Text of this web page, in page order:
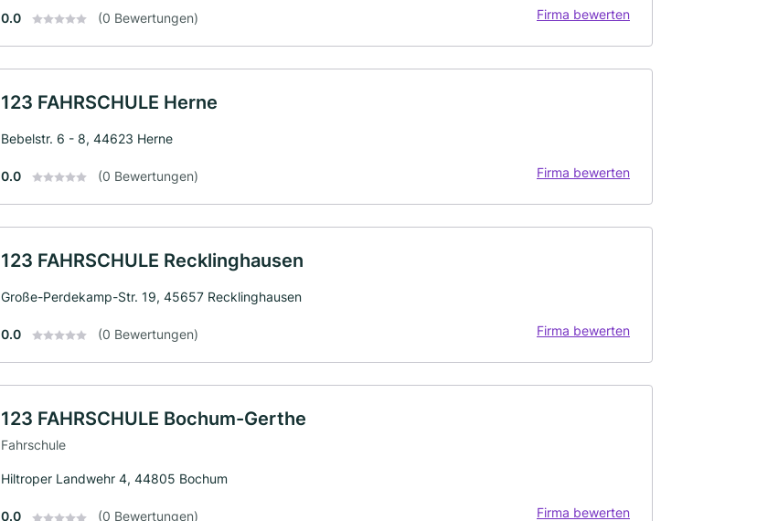
0.0 (0 Bewertungen) Firma bewerten
123 FAHRSCHULE Herne
Bebelstr. 6 - 8, 44623 Herne
0.0 (0 Bewertungen) Firma bewerten
123 FAHRSCHULE Recklinghausen
Große-Perdekamp-Str. 19, 45657 Recklinghausen
0.0 (0 Bewertungen) Firma bewerten
123 FAHRSCHULE Bochum-Gerthe
Fahrschule
Hiltroper Landwehr 4, 44805 Bochum
0.0 (0 Bewertungen) Firma bewerten